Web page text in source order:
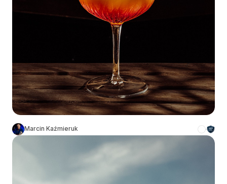
Marcin Kaźmieruk